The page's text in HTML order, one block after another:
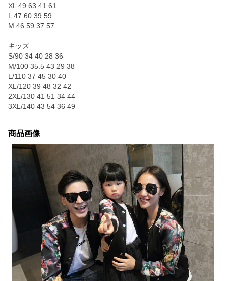
XL 49 63 41 61
L 47 60 39 59
M 46 59 37 57
キッズ
S/90 34 40 28 36
M/100 35.5 43 29 38
L/110 37 45 30 40
XL/120 39 48 32 42
2XL/130 41 51 34 44
3XL/140 43 54 36 49
商品画像